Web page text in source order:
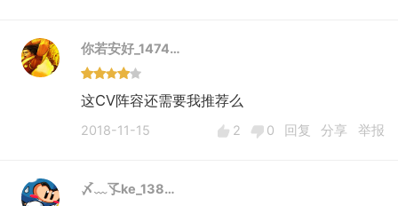
你若安好_1474…
这CV阵容还需要我推荐么
2018-11-15 2 0 回复 分享 举报
〆﹏孓ke_138…